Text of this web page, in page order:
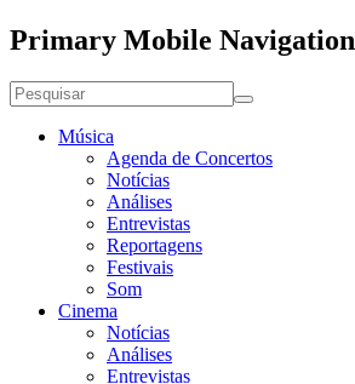
Primary Mobile Navigation
Música
Agenda de Concertos
Notícias
Análises
Entrevistas
Reportagens
Festivais
Som
Cinema
Notícias
Análises
Entrevistas